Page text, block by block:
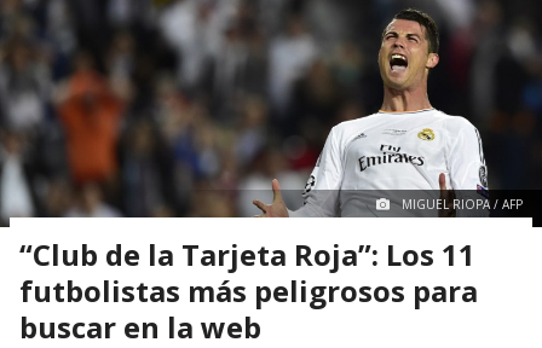
MIGUEL RIOPA / AFP
“Club de la Tarjeta Roja”: Los 11
futbolistas más peligrosos para
buscar en la web